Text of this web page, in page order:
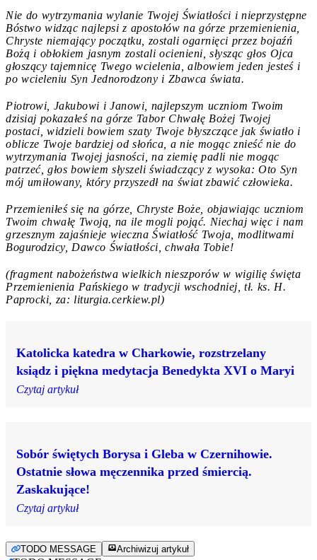
Nie do wytrzymania wylanie Twojej Światłości i nieprzystępne
Bóstwo widząc najlepsi z apostołów na górze przemienienia,
Chryste niemający początku, zostali ogarnięci przez bojaźń
Bożą i obłokiem jasnym zostali ocienieni, słysząc głos Ojca
głoszący tajemnicę Twego wcielenia, albowiem jeden jesteś i
po wcieleniu Syn Jednorodzony i Zbawca świata.
Piotrowi, Jakubowi i Janowi, najlepszym uczniom Twoim
dzisiaj pokazałeś na górze Tabor Chwałę Bożej Twojej
postaci, widzieli bowiem szaty Twoje błyszczące jak światło i
oblicze Twoje bardziej od słońca, a nie mogąc znieść nie do
wytrzymania Twojej jasności, na ziemię padli nie mogąc
patrzeć, głos bowiem słyszeli świadczący z wysoka: Oto Syn
mój umiłowany, który przyszedł na świat zbawić człowieka.
Przemieniłeś się na górze, Chryste Boże, objawiając uczniom
Twoim chwałę Twoją, na ile mogli pojąć. Niechaj więc i nam
grzesznym zajaśnieje wieczna Światłość Twoja, modlitwami
Bogurodzicy, Dawco Światłości, chwała Tobie!
(fragment nabożeństwa wielkich nieszporów w wigilię święta
Przemienienia Pańskiego w tradycji wschodniej, tł. ks. H.
Paprocki, za: liturgia.cerkiew.pl)
Katolicka katedra w Charkowie, rozstrzelany
ksiądz i piękna medytacja Benedykta XVI o Maryi
Czytaj artykuł
Sobór świętych Borysa i Gleba w Czernihowie.
Ostatnie słowa męczennika przed śmiercią.
Zaskakujące!
Czytaj artykuł
TODO MESSAGE Archiwizuj artykuł